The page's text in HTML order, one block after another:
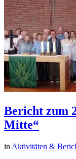
Bericht zum
Mitte“
in Aktivitäten &